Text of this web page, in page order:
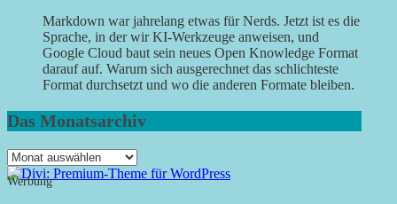
Markdown war jahrelang etwas für Nerds. Jetzt ist es die
Sprache, in der wir KI-Werkzeuge anweisen, und
Google Cloud baut sein neues Open Knowledge Format
darauf auf. Warum sich ausgerechnet das schlichteste
Format durchsetzt und wo die anderen Formate bleiben.
Das Monatsarchiv
Das
Monatsarchiv
Werbung